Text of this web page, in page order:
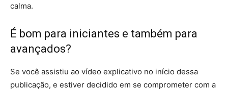
calma.
É bom para iniciantes e também para
avançados?
Se você assistiu ao vídeo explicativo no início dessa
publicação, e estiver decidido em se comprometer com a